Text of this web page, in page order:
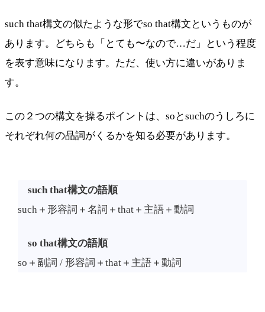
such that構文の似たような形でso that構文というものが
あります。どちらも「とても〜なので…だ」という程度
を表す意味になります。ただ、使い方に違いがありま
す。
この２つの構文を操るポイントは、soとsuchのうしろに
それぞれ何の品詞がくるかを知る必要があります。
such that構文の語順
such＋形容詞＋名詞＋that＋主語＋動詞
so that構文の語順
so＋副詞 / 形容詞＋that＋主語＋動詞